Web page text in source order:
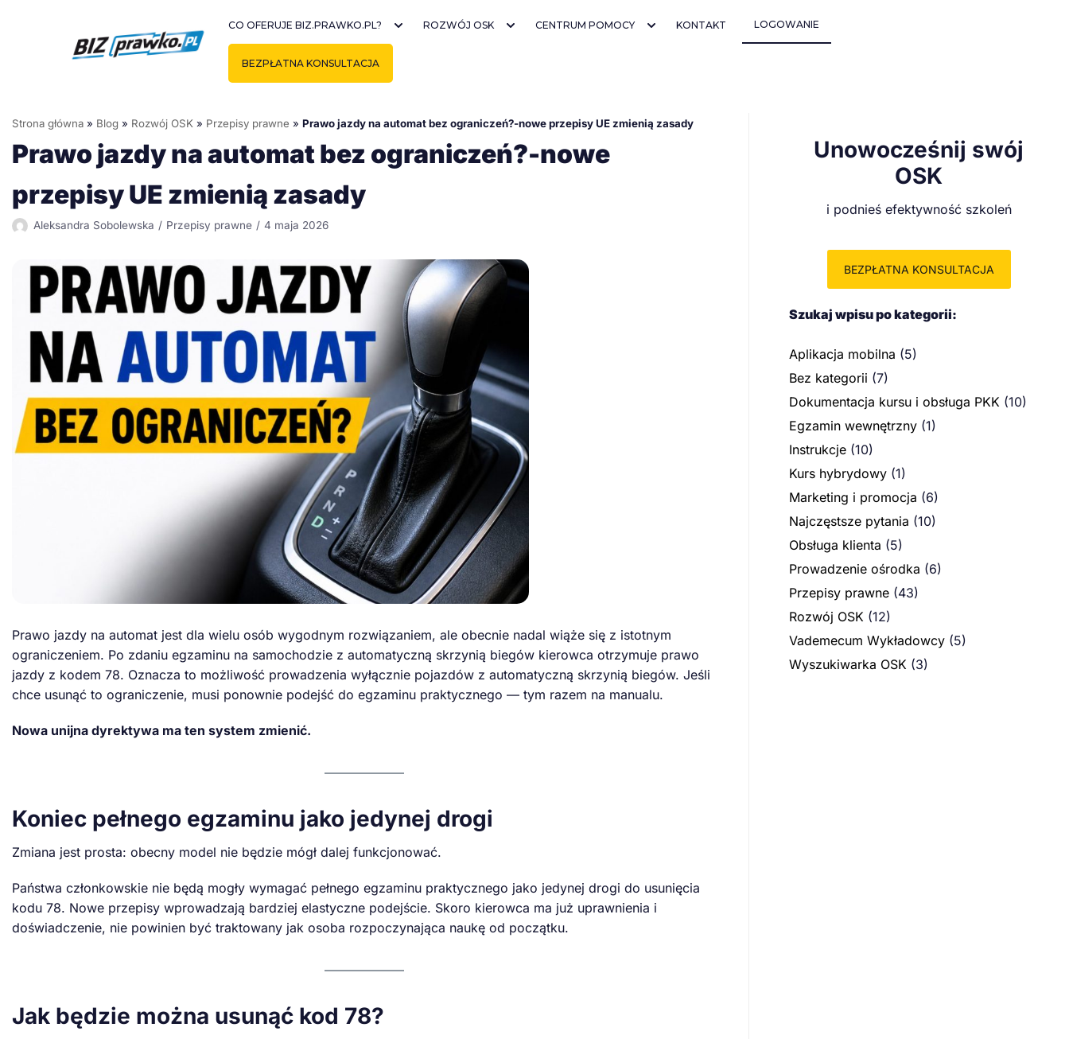
CO OFERUJE BIZ.PRAWKO.PL? ROZWÓJ OSK CENTRUM POMOCY KONTAKT LOGOWANIE
BEZPŁATNA KONSULTACJA
Strona główna » Blog » Rozwój OSK » Przepisy prawne » Prawo jazdy na automat bez ograniczeń?-nowe przepisy UE zmienią zasady
Prawo jazdy na automat bez ograniczeń?-nowe
przepisy UE zmienią zasady
Aleksandra Sobolewska Przepisy prawne 4 maja 2026
Prawo jazdy na automat jest dla wielu osób wygodnym rozwiązaniem, ale obecnie nadal wiąże się z istotnym
ograniczeniem. Po zdaniu egzaminu na samochodzie z automatyczną skrzynią biegów kierowca otrzymuje prawo
jazdy z kodem 78. Oznacza to możliwość prowadzenia wyłącznie pojazdów z automatyczną skrzynią biegów. Jeśli
chce usunąć to ograniczenie, musi ponownie podejść do egzaminu praktycznego — tym razem na manualu.
Nowa unijna dyrektywa ma ten system zmienić.
Koniec pełnego egzaminu jako jedynej drogi
Zmiana jest prosta: obecny model nie będzie mógł dalej funkcjonować.
Państwa członkowskie nie będą mogły wymagać pełnego egzaminu praktycznego jako jedynej drogi do usunięcia
kodu 78. Nowe przepisy wprowadzają bardziej elastyczne podejście. Skoro kierowca ma już uprawnienia i
doświadczenie, nie powinien być traktowany jak osoba rozpoczynająca naukę od początku.
Jak będzie można usunąć kod 78?
Unowocześnij swój
OSK
i podnieś efektywność szkoleń
BEZPŁATNA KONSULTACJA
Szukaj wpisu po kategorii:
Aplikacja mobilna (5)
Bez kategorii (7)
Dokumentacja kursu i obsługa PKK (10)
Egzamin wewnętrzny(1)
Instrukcje(10)
Kurs hybrydowy(1)
Marketing i promocja (6)
Najczęstsze pytania (10)
Obsługa klienta (5)
Prowadzenie ośrodka (6)
Przepisy prawne(43)
Rozwój OSK (12)
Vademecum Wykładowcy(5)
Wyszukiwarka OSK (3)